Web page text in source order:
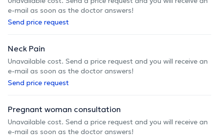
e-mail as soon as the doctor answers!
Send price request
Neck Pain
Unavailable cost. Send a price request and you will receive an
e-mail as soon as the doctor answers!
Send price request
Pregnant woman consultation
Unavailable cost. Send a price request and you will receive an
e-mail as soon as the doctor answers!